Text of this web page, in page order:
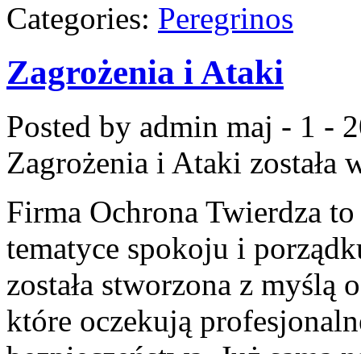
Categories: Peregrinos
Zagrożenia i Ataki
Posted by admin maj - 1 -
Zagrożenia i Ataki została
Firma Ochrona Twierdza
tematyce spokoju i
została stworzona z
które oczekują